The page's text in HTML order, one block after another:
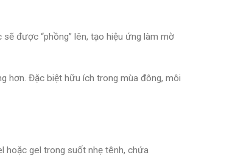
được “phồng” lên, tạo hiệu ứng làm mờ
hơn. Đặc biệt hữu ích trong mùa đông, môi
hoặc gel trong suốt nhẹ tênh, chứa